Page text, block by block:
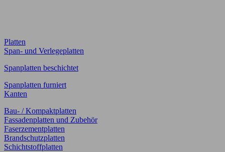
Platten
Span- und Verlegeplatten
Spanplatten beschichtet
Spanplatten furniert
Kanten
Bau- / Kompaktplatten
Fassadenplatten und Zubehör
Faserzementplatten
Brandschutzplatten
Schichtstoffplatten